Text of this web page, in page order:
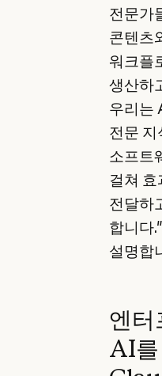
전문가
콘텐츠
워크플
생산하
우리는
전문 지
소프트
걸쳐
전달하
합니다
설명합
엔터
AI를